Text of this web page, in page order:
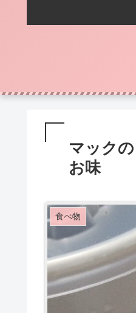
マック
お味
食べ物